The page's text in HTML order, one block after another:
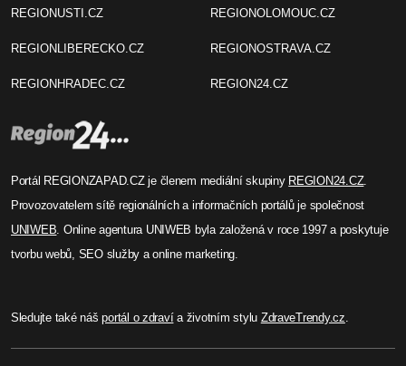
REGIONUSTI.CZ
REGIONLIBERECKO.CZ
REGIONHRADEC.CZ
REGIONOLOMOUC.CZ
REGIONOSTRAVA.CZ
REGION24.CZ
Portál REGIONZAPAD.CZ je členem mediální skupiny REGION24.CZ.
Provozovatelem sítě regionálních a informačních portálů je společnost
UNIWEB. Online agentura UNIWEB byla založená v roce 1997 a poskytuje
tvorbu webů, SEO služby a online marketing.
Sledujte také nášportál o zdravía životním stylu ZdraveTrendy.cz.